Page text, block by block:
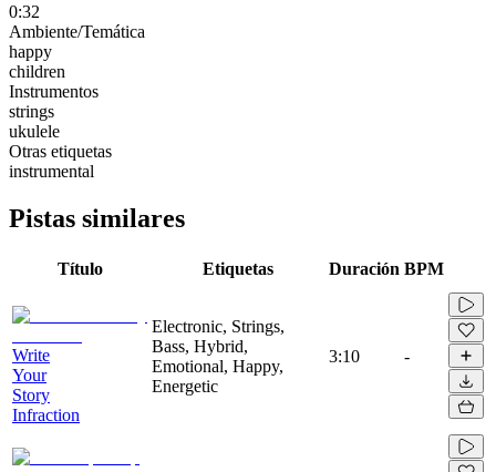
0:32
Ambiente/Temática
happy
children
Instrumentos
strings
ukulele
Otras etiquetas
instrumental
Pistas similares
Título Etiquetas Duración BPM
Write
Your
Story
Infraction
Electronic, Strings,
Bass, Hybrid,
Emotional, Happy,
Energetic
3:10 -